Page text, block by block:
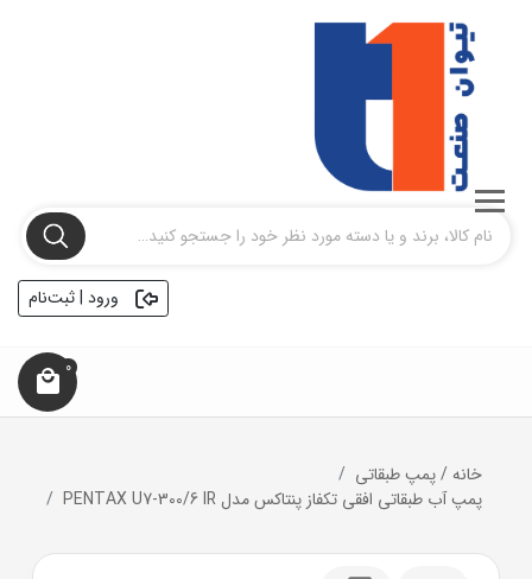
ورود | ثبت‌نام
0
خانه/پمپ طبقاتی
پمپ آب طبقاتی افقی تکفاز پنتاکس مدل PENTAX U7-300/6 IR